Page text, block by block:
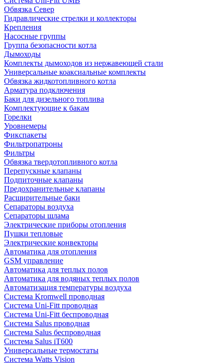
Обвязка Север
Гидравлические стрелки и коллекторы
Крепления
Насосные группы
Группа безопасности котла
Дымоходы
Комплекты дымоходов из нержавеющей стали
Универсальные коаксиальные комплекты
Обвязка жидкотопливного котла
Арматура подключения
Баки для дизельного топлива
Комплектующие к бакам
Горелки
Уровнемеры
Фикспакеты
Фильтропатроны
Фильтры
Обвязка твердотопливного котла
Перепускные клапаны
Подпиточные клапаны
Предохранительные клапаны
Расширительные баки
Сепараторы воздуха
Сепараторы шлама
Электрические приборы отопления
Пушки тепловые
Электрические конвекторы
Автоматика для отопления
GSM управление
Автоматика для теплых полов
Автоматика для водяных теплых полов
Автоматизация температуры воздуха
Система Kromwell проводная
Система Uni-Fitt проводная
Система Uni-Fitt беспроводная
Система Salus проводная
Система Salus беспроводная
Система Salus iT600
Универсальные термостаты
Система Watts Vision